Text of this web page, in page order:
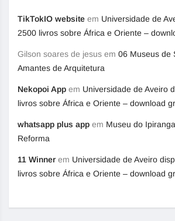
TikTokIO website em Universidade de
2500 livros sobre África e Oriente –
Gilson soares de jesus em 06 Museus de
Amantes de Arquitetura
Nekopoi App em Universidade de Aveiro
livros sobre África e Oriente – download
whatsapp plus app em Museu do
Reforma
11 Winner em Universidade de Aveiro
livros sobre África e Oriente – download